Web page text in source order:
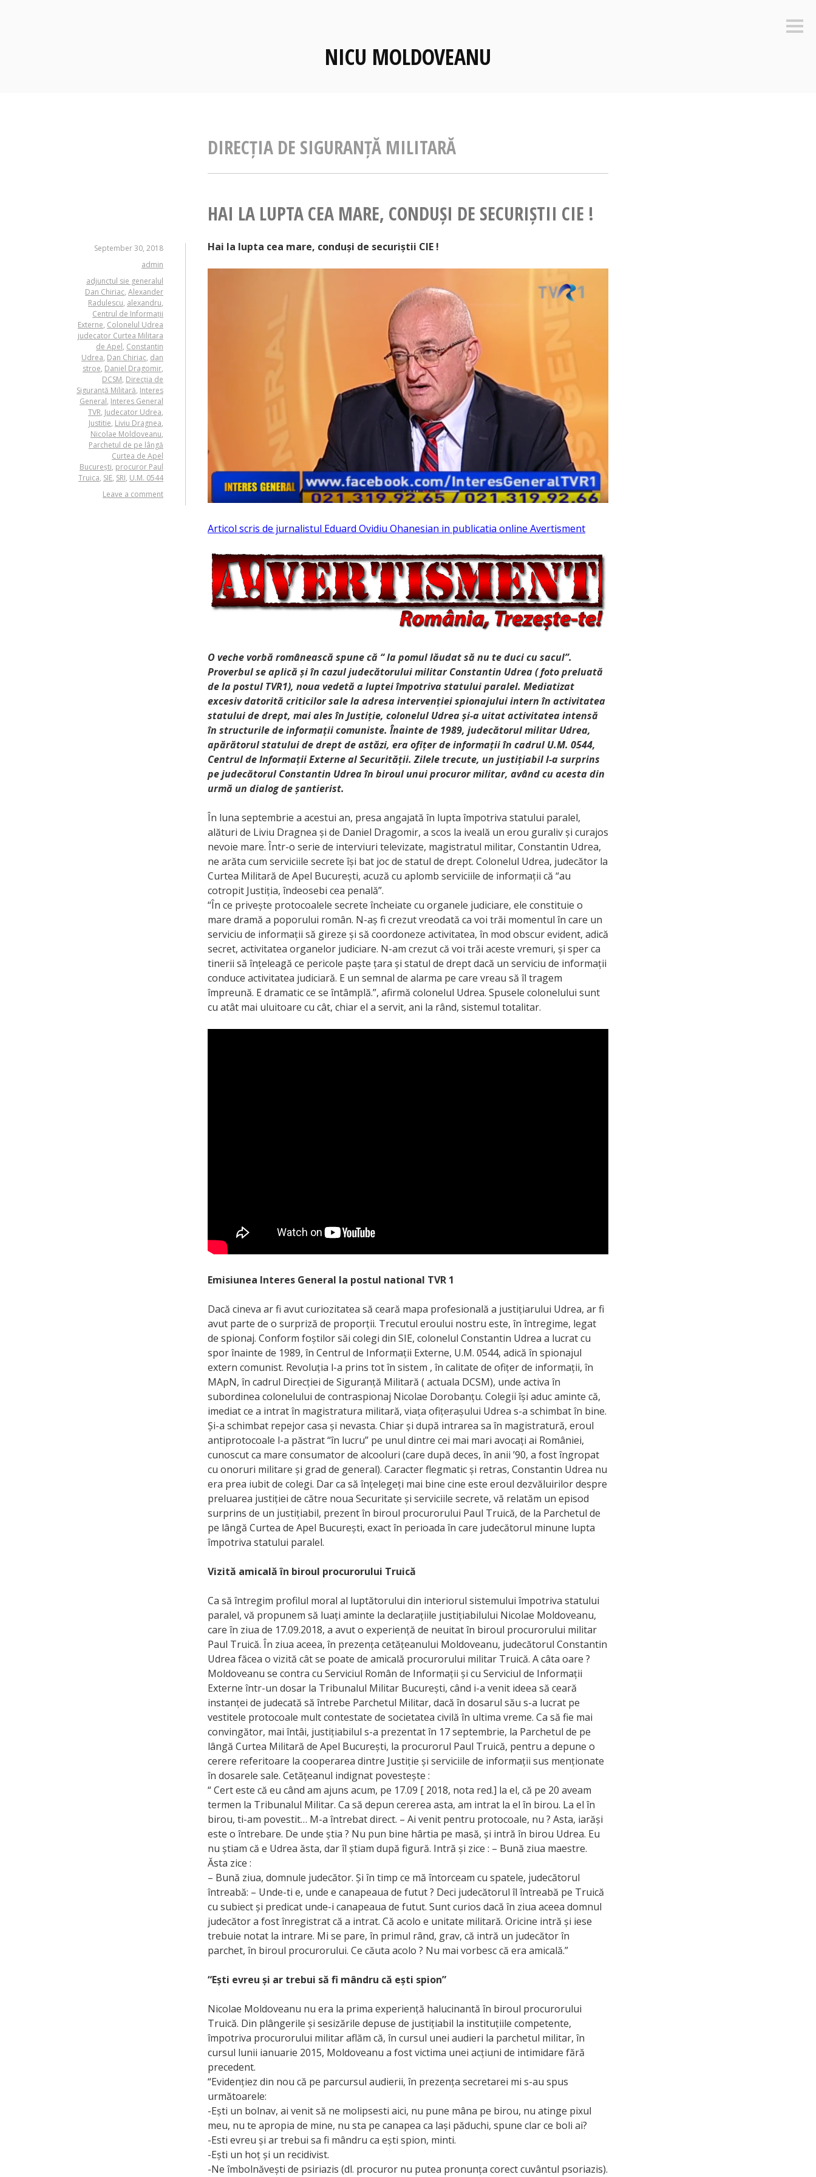
NICU MOLDOVEANU
DIRECȚIA DE SIGURANȚĂ MILITARĂ
HAI LA LUPTA CEA MARE, CONDUȘI DE SECURIȘTII CIE !
September 30, 2018
admin
adjunctul sie generalul
Dan Chiriac, Alexander
Radulescu, alexandru,
Centrul de Informații
Externe, Colonelul Udrea
judecator Curtea Militara
de Apel, Constantin
Udrea, Dan Chiriac, dan
stroe, Daniel Dragomir,
DCSM, Direcția de
Siguranță Militară, Interes
General, Interes General
TVR, Judecator Udrea,
Justitie, Liviu Dragnea,
Nicolae Moldoveanu,
Parchetul de pe lângă
Curtea de Apel
București, procuror Paul
Truica, SIE, SRI, U.M. 0544
Leave a comment
Hai la lupta cea mare, conduși de securiștii CIE !
Articol scris de jurnalistul Eduard Ovidiu Ohanesian in publicatia online Avertisment
O veche vorbă românească spune că “ la pomul lăudat să nu te duci cu sacul”.
Proverbul se aplică și în cazul judecătorului militar Constantin Udrea ( foto preluată
de la postul TVR1), noua vedetă a luptei împotriva statului paralel. Mediatizat
excesiv datorită criticilor sale la adresa intervenției spionajului intern în activitatea
statului de drept, mai ales în Justiție, colonelul Udrea și-a uitat activitatea intensă
în structurile de informații comuniste. Înainte de 1989, judecătorul militar Udrea,
apărătorul statului de drept de astăzi, era ofițer de informații în cadrul U.M. 0544,
Centrul de Informații Externe al Securității. Zilele trecute, un justițiabil l-a surprins
pe judecătorul Constantin Udrea în biroul unui procuror militar, având cu acesta din
urmă un dialog de șantierist.
În luna septembrie a acestui an, presa angajată în lupta împotriva statului paralel,
alături de Liviu Dragnea și de Daniel Dragomir, a scos la iveală un erou guraliv și curajos
nevoie mare. Într-o serie de interviuri televizate, magistratul militar, Constantin Udrea,
ne arăta cum serviciile secrete își bat joc de statul de drept. Colonelul Udrea, judecător la
Curtea Militară de Apel București, acuză cu aplomb serviciile de informații că “au
cotropit Justiția, îndeosebi cea penală”.
“În ce privește protocoalele secrete încheiate cu organele judiciare, ele constituie o
mare dramă a poporului român. N-aș fi crezut vreodată ca voi trăi momentul în care un
serviciu de informații să gireze și să coordoneze activitatea, în mod obscur evident, adică
secret, activitatea organelor judiciare. N-am crezut că voi trăi aceste vremuri, și sper ca
tinerii să înțeleagă ce pericole paște țara și statul de drept dacă un serviciu de informații
conduce activitatea judiciară. E un semnal de alarma pe care vreau să îl tragem
împreună. E dramatic ce se întâmplă.”, afirmă colonelul Udrea. Spusele colonelului sunt
cu atât mai uluitoare cu cât, chiar el a servit, ani la rând, sistemul totalitar.
Emisiunea Interes General la postul national TVR 1
Dacă cineva ar fi avut curiozitatea să ceară mapa profesională a justițiarului Udrea, ar fi
avut parte de o surpriză de proporții. Trecutul eroului nostru este, în întregime, legat
de spionaj. Conform foștilor săi colegi din SIE, colonelul Constantin Udrea a lucrat cu
spor înainte de 1989, în Centrul de Informații Externe, U.M. 0544, adică în spionajul
extern comunist. Revoluția l-a prins tot în sistem , în calitate de ofițer de informații, în
MApN, în cadrul Direcției de Siguranță Militară ( actuala DCSM), unde activa în
subordinea colonelului de contraspionaj Nicolae Dorobanțu. Colegii își aduc aminte că,
imediat ce a intrat în magistratura militară, viața ofițerașului Udrea s-a schimbat în bine.
Și-a schimbat repejor casa și nevasta. Chiar și după intrarea sa în magistratură, eroul
antiprotocoale l-a păstrat “în lucru” pe unul dintre cei mai mari avocați ai României,
cunoscut ca mare consumator de alcooluri (care după deces, în anii ’90, a fost îngropat
cu onoruri militare și grad de general). Caracter flegmatic și retras, Constantin Udrea nu
era prea iubit de colegi. Dar ca să înțelegeți mai bine cine este eroul dezvăluirilor despre
preluarea justiției de către noua Securitate și serviciile secrete, vă relatăm un episod
surprins de un justițiabil, prezent în biroul procurorului Paul Truică, de la Parchetul de
pe lângă Curtea de Apel București, exact în perioada în care judecătorul minune lupta
împotriva statului paralel.
Vizită amicală în biroul procurorului Truică
Ca să întregim profilul moral al luptătorului din interiorul sistemului împotriva statului
paralel, vă propunem să luați aminte la declarațiile justițiabilului Nicolae Moldoveanu,
care în ziua de 17.09.2018, a avut o experiență de neuitat în biroul procurorului militar
Paul Truică. În ziua aceea, în prezența cetățeanului Moldoveanu, judecătorul Constantin
Udrea făcea o vizită cât se poate de amicală procurorului militar Truică. A câta oare ?
Moldoveanu se contra cu Serviciul Român de Informații și cu Serviciul de Informații
Externe într-un dosar la Tribunalul Militar București, când i-a venit ideea să ceară
instanței de judecată să întrebe Parchetul Militar, dacă în dosarul său s-a lucrat pe
vestitele protocoale mult contestate de societatea civilă în ultima vreme. Ca să fie mai
convingător, mai întâi, justițiabilul s-a prezentat în 17 septembrie, la Parchetul de pe
lângă Curtea Militară de Apel București, la procurorul Paul Truică, pentru a depune o
cerere referitoare la cooperarea dintre Justiție și serviciile de informații sus menționate
în dosarele sale. Cetățeanul indignat povestește :
“ Cert este că eu când am ajuns acum, pe 17.09 [ 2018, nota red.] la el, că pe 20 aveam
termen la Tribunalul Militar. Ca să depun cererea asta, am intrat la el în birou. La el în
birou, ti-am povestit… M-a întrebat direct. – Ai venit pentru protocoale, nu ? Asta, iarăși
este o întrebare. De unde știa ? Nu pun bine hârtia pe masă, și intră în birou Udrea. Eu
nu știam că e Udrea ăsta, dar îl știam după figură. Intră și zice : – Bună ziua maestre.
Ăsta zice :
– Bună ziua, domnule judecător. Și în timp ce mă întorceam cu spatele, judecătorul
întreabă: – Unde-ti e, unde e canapeaua de futut ? Deci judecătorul îl întreabă pe Truică
cu subiect și predicat unde-i canapeaua de futut. Sunt curios dacă în ziua aceea domnul
judecător a fost înregistrat că a intrat. Că acolo e unitate militară. Oricine intră și iese
trebuie notat la intrare. Mi se pare, în primul rând, grav, că intră un judecător în
parchet, în biroul procurorului. Ce căuta acolo ? Nu mai vorbesc că era amicală.”
“Ești evreu și ar trebui să fi mândru că ești spion”
Nicolae Moldoveanu nu era la prima experiență halucinantă în biroul procurorului
Truică. Din plângerile și sesizările depuse de justițiabil la instituțiile competente,
împotriva procurorului militar aflăm că, în cursul unei audieri la parchetul militar, în
cursul lunii ianuarie 2015, Moldoveanu a fost victima unei acțiuni de intimidare fără
precedent.
“Evidențiez din nou că pe parcursul audierii, în prezența secretarei mi s-au spus
următoarele:
-Ești un bolnav, ai venit să ne molipsesti aici, nu pune mâna pe birou, nu atinge pixul
meu, nu te apropia de mine, nu sta pe canapea ca lași păduchi, spune clar ce boli ai?
-Esti evreu și ar trebui sa fi mândru ca ești spion, minti.
-Ești un hoț și un recidivist.
-Ne îmbolnăvești de psiriazis (dl. procuror nu putea pronunța corect cuvântul psoriazis).